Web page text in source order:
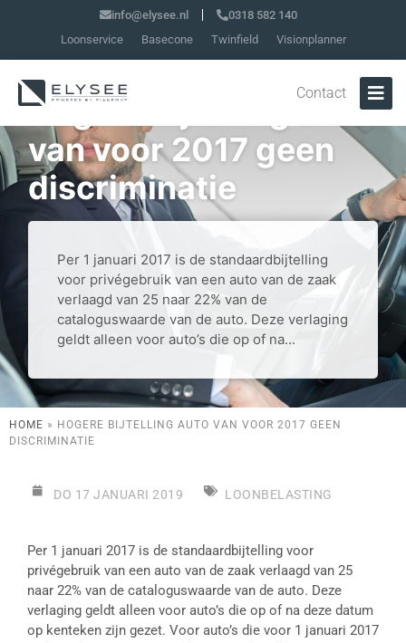
info@elysee.nl
0318 582 140
Loonservice
Basecone Twinfield Visionplanner
Contact
Hogere bijtelling auto
van voor 2017 geen
discriminatie
Per 1 januari 2017 is de standaardbijtelling
voor privégebruik van een auto van de zaak
verlaagd van 25 naar 22% van de
cataloguswaarde van de auto. Deze verlaging
geldt alleen voor auto’s die op of na...
HOME » HOGERE BIJTELLING AUTO VAN VOOR 2017 GEEN
DISCRIMINATIE
DO 17 JANUARI 2019 LOONBELASTING
Per 1 januari 2017 is de standaardbijtelling voor
privégebruik van een auto van de zaak verlaagd van 25
naar 22% van de cataloguswaarde van de auto. Deze
verlaging geldt alleen voor auto’s die op of na deze datum
op kenteken zijn gezet. Voor auto’s die voor 1 januari 2017